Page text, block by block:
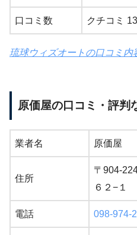
口コミ数 クチコミ
琉球ウィズオートの口コミ内
原価屋の口コミ・評判
業者名 原価屋
住所
〒904-
６２−１
電話 098-974-